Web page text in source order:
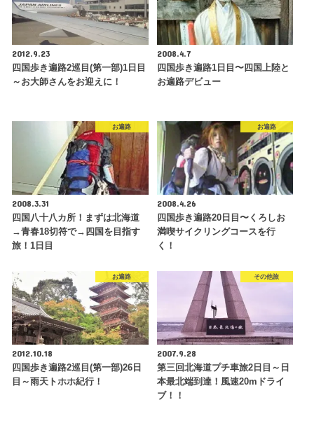
2012.9.23
四国歩き遍路2巡目(第一部)1日目
～お大師さんをお迎えに！
2008.4.7
四国歩き遍路1日目〜四国上陸と
お遍路デビュー
お遍路
2008.3.31
四国八十八カ所！まずは北海道
→青春18切符で→四国を目指す
旅！1日目
お遍路
2008.4.26
四国歩き遍路20日目〜くろしお
満喫サイクリングコースを行
く！
お遍路
2012.10.18
四国歩き遍路2巡目(第一部)26日
目～雨天トホホ紀行！
その他旅
2007.9.28
第三回北海道プチ車旅2日目～日
本最北端到達！風速20mドライ
ブ！！